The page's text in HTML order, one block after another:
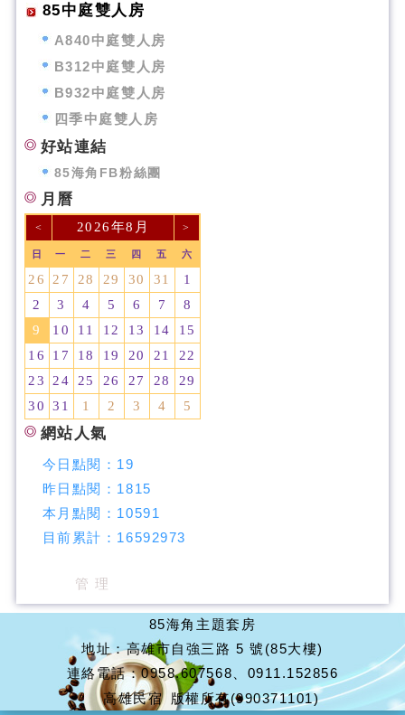
85中庭雙人房
A840中庭雙人房
B312中庭雙人房
B932中庭雙人房
四季中庭雙人房
好站連結
85海角FB粉絲團
月曆
< 2026年8月 >
日 一 二 三 四 五 六
26 27 28 29 30 31
1
2
3 4 5 6 7
8
9
10 11 12 13 14
15
16
17 18 19 20 21
22
23
24 25 26 27 28
29
30
31 1 2 3 4 5
網站人氣
今日點閱： 19
昨日點閱： 1815
本月點閱： 10591
目前累計： 16592973
管 理
85海角主題套房
地址：高雄市自強三路 5 號(85大樓)
連絡電話：0958.607568、0911.152856
高雄民宿 版權所有(990371101)